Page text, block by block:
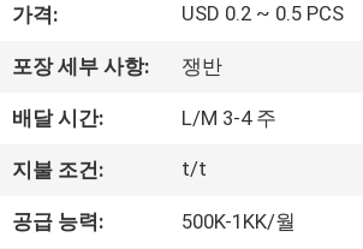
하
여
공
장
가격: USD 0.2 ~ 0.5 PCS
포장 세부 사항: 쟁반
배달 시간: L/M 3-4 주
지불 조건: t/t
공급 능력: 500K-1KK/월